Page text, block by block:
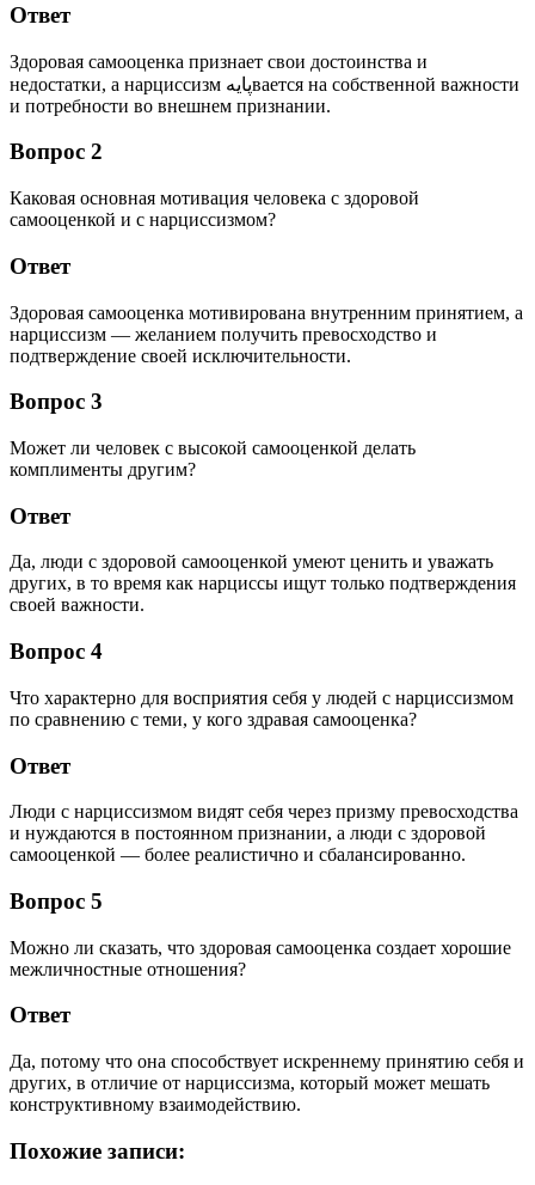
Ответ
Здоровая самооценка признает свои достоинства и
недостатки, а нарциссизм پایهвается на собственной важности
и потребности во внешнем признании.
Вопрос 2
Каковая основная мотивация человека с здоровой
самооценкой и с нарциссизмом?
Ответ
Здоровая самооценка мотивирована внутренним принятием, а
нарциссизм — желанием получить превосходство и
подтверждение своей исключительности.
Вопрос 3
Может ли человек с высокой самооценкой делать
комплименты другим?
Ответ
Да, люди с здоровой самооценкой умеют ценить и уважать
других, в то время как нарциссы ищут только подтверждения
своей важности.
Вопрос 4
Что характерно для восприятия себя у людей с нарциссизмом
по сравнению с теми, у кого здравая самооценка?
Ответ
Люди с нарциссизмом видят себя через призму превосходства
и нуждаются в постоянном признании, а люди с здоровой
самооценкой — более реалистично и сбалансированно.
Вопрос 5
Можно ли сказать, что здоровая самооценка создает хорошие
межличностные отношения?
Ответ
Да, потому что она способствует искреннему принятию себя и
других, в отличие от нарциссизма, который может мешать
конструктивному взаимодействию.
Похожие записи: